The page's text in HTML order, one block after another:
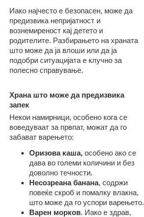
Иако најчесто е безопасен, може да
предизвика непријатност и
вознемиреност кај детето и
родителите. Разбирањето на храната
што може да ја влоши или да ја
подобри ситуацијата е клучно за
полесно справување.
Храна што може да предизвика
запек
Некои намирници, особено кога се
воведуваат за првпат, можат да го
забават варењето:
Оризова каша, особено ако се
дава во големи количини и без
доволно течности.
Несозреана банана, содржи
повеќе скроб и помалку влакна,
што може да го успори варењето.
Варен морков. Иако е здрав,